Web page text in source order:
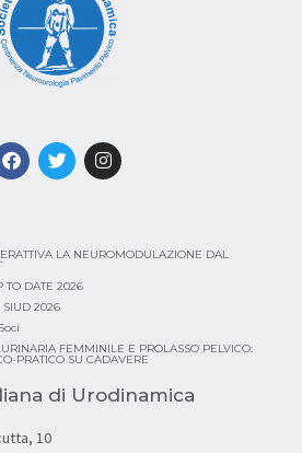
LA NEUROMODULAZIONE DAL
TO DATE 2026
2026
FEMMINILE E PROLASSO PELVICO:
PRATICO SU CADAVERE
di Urodinamica
10